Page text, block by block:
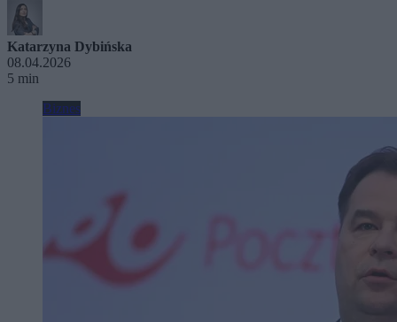
Katarzyna Dybińska
08.04.2026
5 min
Biznes